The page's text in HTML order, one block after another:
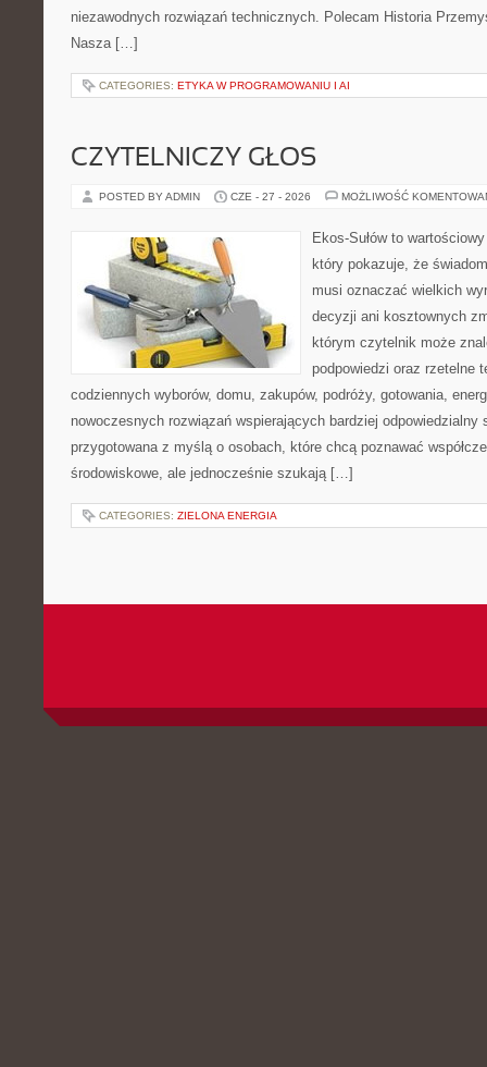
niezawodnych rozwiązań technicznych. Polecam Historia
Nasza […]
CATEGORIES: ETYKA W PROGRAMOWANIU I AI
CZYTELNICZY GŁOS
POSTED BY ADMIN CZE - 27 - 2026 MOŻLIWOŚĆ
Ekos-Sułów to
który pokazuje, że
musi oznaczać wielkich
decyzji ani kosztownych
którym czytelnik może
podpowiedzi oraz rzetelne
codziennych wyborów, domu, zakupów, podróży, gotowania,
nowoczesnych rozwiązań wspierających bardziej odpowiedzialny
przygotowana z myślą o osobach, które chcą poznawać
środowiskowe, ale jednocześnie szukają […]
CATEGORIES: ZIELONA ENERGIA